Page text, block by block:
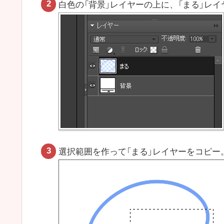
白色の「背景」レイヤーの上に、「まる」レ
選択範囲を作って「まる」レイヤーをコピー。